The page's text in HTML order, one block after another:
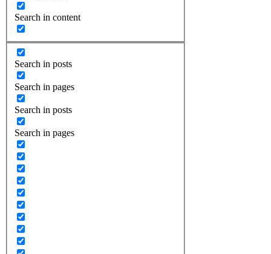
Search in content
Search in posts
Search in pages
Search in posts
Search in pages